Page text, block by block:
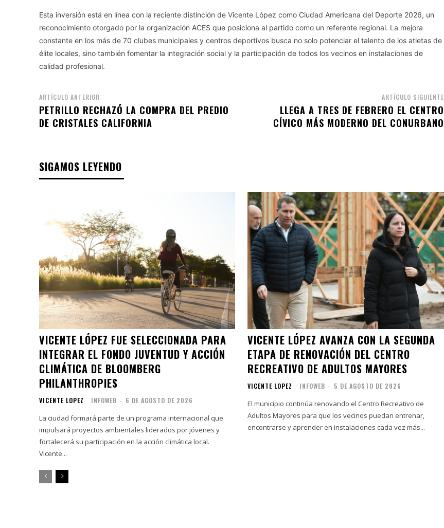
Esta inversión está en línea con la reciente distinción de Vicente López como Ciudad Americana del Deporte 2026, un
reconocimiento otorgado por la organización ACES que posiciona al partido como un referente regional. La mejora
constante en los más de 70 clubes municipales y centros deportivos busca no solo potenciar el talento de los atletas de
élite locales, sino también fomentar la integración social y la participación de todos los vecinos en instalaciones de
calidad profesional.
ARTÍCULO ANTERIOR
PETRILLO RECHAZÓ LA COMPRA DEL PREDIO
DE CRISTALES CALIFORNIA
ARTÍCULO SIGUIENTE
LLEGA A TRES DE FEBRERO EL CENTRO
CÍVICO MÁS MODERNO DEL CONURBANO
SIGAMOS LEYENDO
VICENTE LÓPEZ FUE SELECCIONADA PARA
INTEGRAR EL FONDO JUVENTUD Y ACCIÓN
CLIMÁTICA DE BLOOMBERG
PHILANTHROPIES
VICENTE LOPEZ INFOWEB - 6 DE AGOSTO DE 2026
La ciudad formará parte de un programa internacional que
impulsará proyectos ambientales liderados por jóvenes y
fortalecerá su participación en la acción climática local.
Vicente...
VICENTE LÓPEZ AVANZA CON LA SEGUNDA
ETAPA DE RENOVACIÓN DEL CENTRO
RECREATIVO DE ADULTOS MAYORES
VICENTE LOPEZ INFOWEB - 5 DE AGOSTO DE 2026
El municipio continúa renovando el Centro Recreativo de
Adultos Mayores para que los vecinos puedan entrenar,
encontrarse y aprender en instalaciones cada vez más...